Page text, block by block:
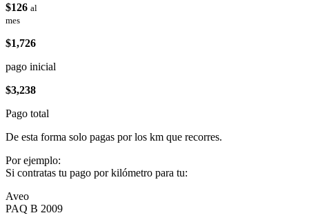
$126 al
mes
$1,726
pago inicial
$3,238
Pago total
De esta forma solo pagas por los km que recorres.
Por ejemplo:
Si contratas tu pago por kilómetro para tu:
Aveo
PAQ B 2009